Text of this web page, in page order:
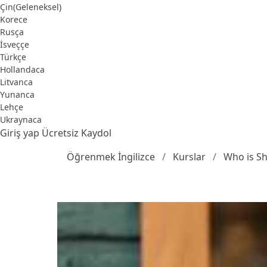
Çin(Geleneksel)
Korece
Rusça
İsveççe
Türkçe
Hollandaca
Litvanca
Yunanca
Lehçe
Ukraynaca
Giriş yap Ücretsiz Kaydol
Öğrenmek İngilizce
Kurslar Who is